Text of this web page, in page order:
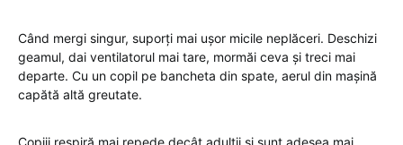
Când mergi singur, suporți mai ușor micile neplăceri. Deschizi
geamul, dai ventilatorul mai tare, mormăi ceva și treci mai
departe. Cu un copil pe bancheta din spate, aerul din mașină
capătă altă greutate.
Copiii respiră mai repede decât adulții și sunt adesea mai